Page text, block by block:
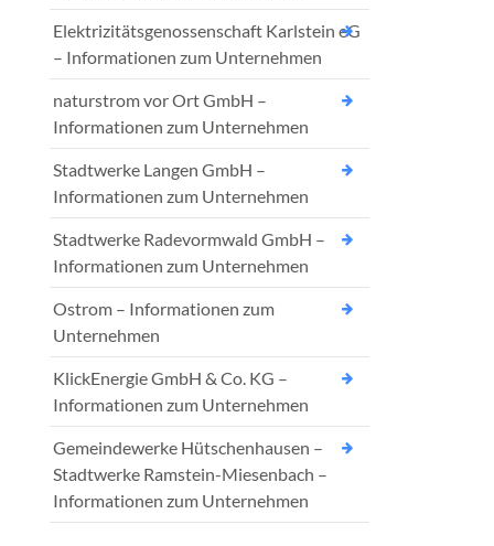
Elektrizitätsgenossenschaft Karlstein eG
– Informationen zum Unternehmen
naturstrom vor Ort GmbH –
Informationen zum Unternehmen
Stadtwerke Langen GmbH –
Informationen zum Unternehmen
Stadtwerke Radevormwald GmbH –
Informationen zum Unternehmen
Ostrom – Informationen zum
Unternehmen
KlickEnergie GmbH & Co. KG –
Informationen zum Unternehmen
Gemeindewerke Hütschenhausen –
Stadtwerke Ramstein-Miesenbach –
Informationen zum Unternehmen